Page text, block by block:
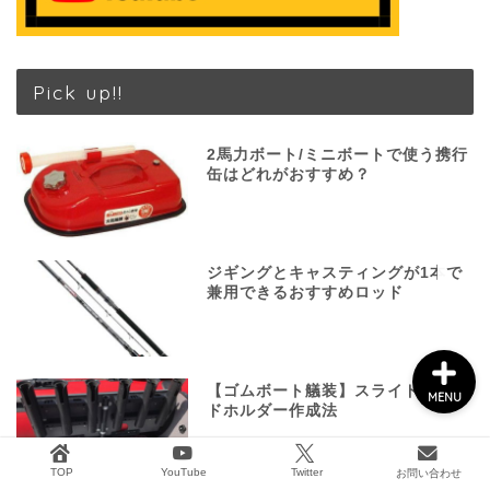
Pick up!!
2馬力ボート/ミニボートで使う携行
缶はどれがおすすめ？
ジギングとキャスティングが1本で
兼用できるおすすめロッド
【ゴムボート艤装】スライド式ロッ
ドホルダー作成法
TOP YouTube Twitter お問い合わせ
MENU
タックル&ボート用品
GARMIN